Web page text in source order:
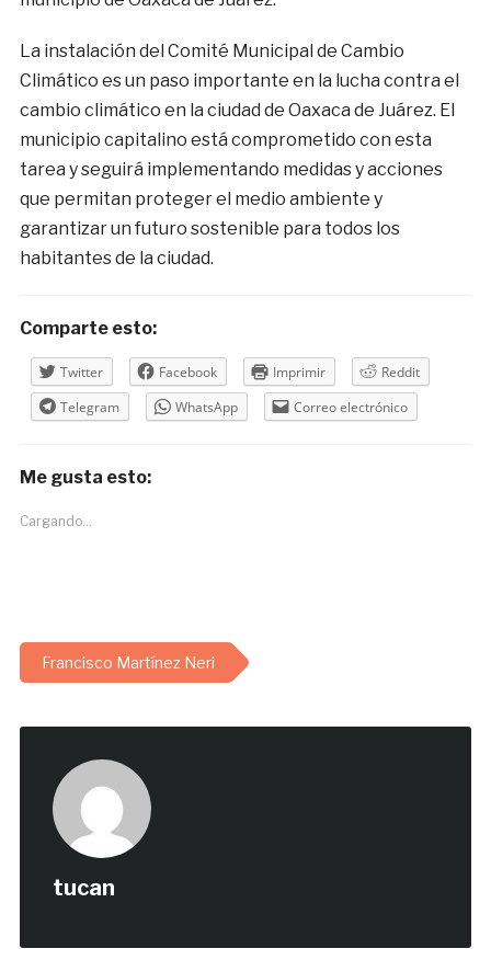
La instalación del Comité Municipal de Cambio
Climático es un paso importante en la lucha contra el
cambio climático en la ciudad de Oaxaca de Juárez. El
municipio capitalino está comprometido con esta
tarea y seguirá implementando medidas y acciones
que permitan proteger el medio ambiente y
garantizar un futuro sostenible para todos los
habitantes de la ciudad.
Comparte esto:
Twitter Facebook Imprimir
Reddit
Telegram
WhatsApp Correo electrónico
Me gusta esto:
Cargando...
Francisco Martínez Neri
tucan